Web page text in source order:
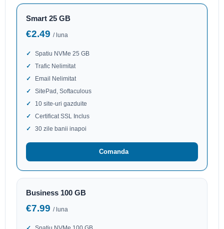
Smart 25 GB
€2.49 / luna
Spatiu NVMe 25 GB
Trafic Nelimitat
Email Nelimitat
SitePad, Softaculous
10 site-uri gazduite
Certificat SSL Inclus
30 zile banii inapoi
Comanda
Business 100 GB
€7.99 / luna